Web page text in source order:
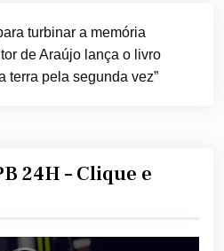
turbinar a memória
de Araújo lança o livro
terra pela segunda vez”
24H – Clique e